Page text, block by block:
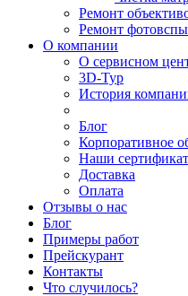
Ремонт
Ремонт
О компании
О сервисном
3D-Тур
История
Блог
Корпоративное
Наши
Доставка
Оплата
Отзывы о нас
Блог
Примеры работ
Прейскурант
Контакты
Что случилось?